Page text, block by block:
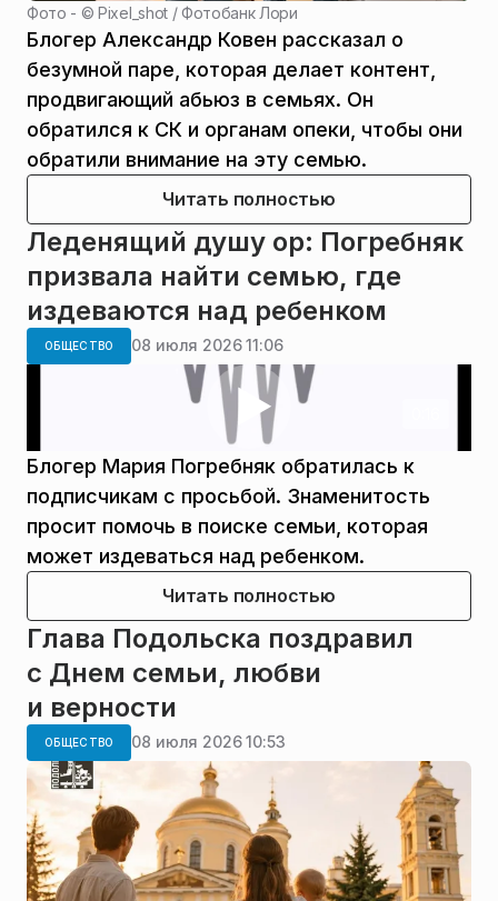
Фото - ©Pixel_shot / Фотобанк Лори
Блогер Александр Ковен рассказал о
безумной паре, которая делает контент,
продвигающий абьюз в семьях. Он
обратился к СК и органам опеки, чтобы они
обратили внимание на эту семью.
Читать полностью
Леденящий душу ор: Погребняк
призвала найти семью, где
издеваются над ребенком
ОБЩЕСТВО 08 июля 2026 11:06
Блогер Мария Погребняк обратилась к
подписчикам с просьбой. Знаменитость
просит помочь в поиске семьи, которая
может издеваться над ребенком.
Читать полностью
Глава Подольска поздравил
с Днем семьи, любви
и верности
ОБЩЕСТВО 08 июля 2026 10:53